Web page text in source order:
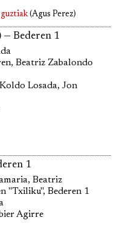
(Agus Perez)
Bederen 1
Beatriz Zabalondo
Losada, Jon
1
Beatriz
"Txiliku", Bederen 1
Agirre